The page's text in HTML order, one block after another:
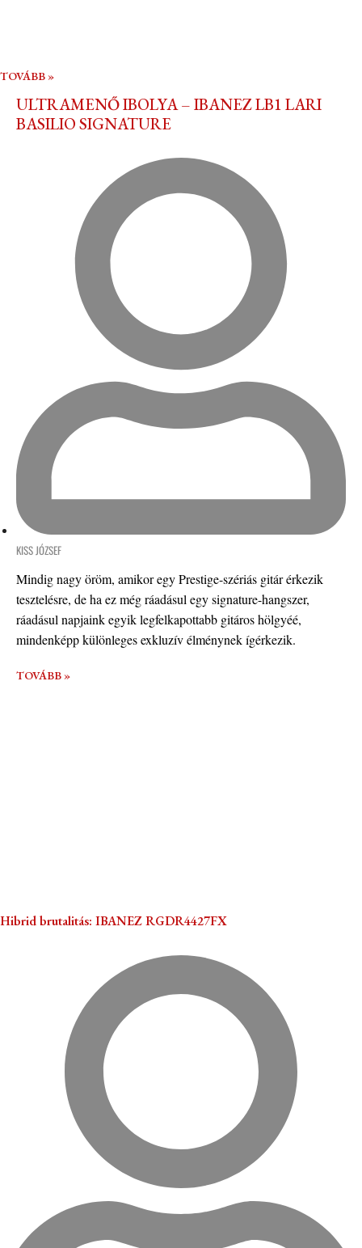
TOVÁBB »
ULTRAMENŐ IBOLYA – IBANEZ LB1 LARI
BASILIO SIGNATURE
KISS JÓZSEF
Mindig nagy öröm, amikor egy Prestige-szériás gitár érkezik
tesztelésre, de ha ez még ráadásul egy signature-hangszer,
ráadásul napjaink egyik legfelkapottabb gitáros hölgyéé,
mindenképp különleges exkluzív élménynek ígérkezik.
TOVÁBB »
Hibrid brutalitás: IBANEZ RGDR4427FX